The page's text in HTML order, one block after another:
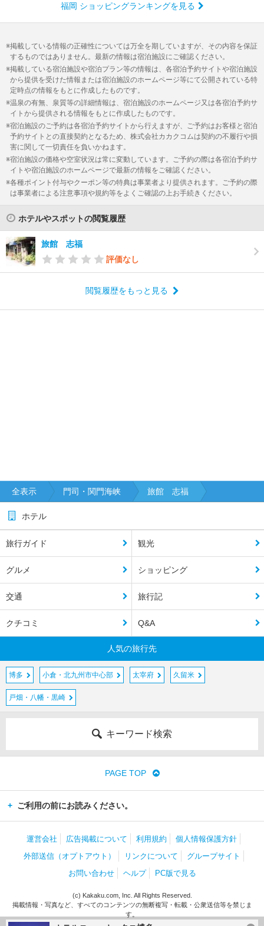
福岡 ショッピングランキングを見る
掲載している情報の正確性については万全を期していますが、その内容を保証
するものではありません。最新の情報は宿泊施設にご確認ください。
掲載している宿泊施設や宿泊プラン等の情報は、各宿泊予約サイトや宿泊施設
から提供を受けた情報または宿泊施設のホームページ等にて公開されている特
定時点の情報をもとに作成したものです。
温泉の有無、泉質等の詳細情報は、宿泊施設のホームページ又は各宿泊予約サ
イトから提供される情報をもとに作成したものです。
宿泊施設のご予約は各宿泊予約サイトから行えますが、ご予約はお客様と宿泊
予約サイトとの直接契約となるため、株式会社カカクコムは契約の不履行や損
害に関して一切責任を負いかねます。
宿泊施設の価格や空室状況は常に変動しています。ご予約の際は各宿泊予約サ
イトや宿泊施設のホームページで最新の情報をご確認ください。
各種ポイント付与やクーポン等の特典は事業者より提供されます。ご予約の際
は事業者による注意事項や規約等をよくご確認の上お手続きください。
ホテルやスポットの閲覧履歴
旅館 志福
評価なし
閲覧履歴をもっと見る
全表示 門司・関門海峡 旅館 志福
ホテル
旅行ガイド 観光
グルメ ショッピング
交通 旅行記
クチコミ Q&A
人気の旅行先
博多 小倉・北九州市中心部 太宰府 久留米
戸畑・八幡・黒崎
キーワード検索
PAGE TOP
ご利用の前にお読みください。
運営会社 広告掲載について 利用規約
個人情報保護方針
外部送信（オプトアウト）
リンクについて
グループサイト
お問い合わせ
ヘルプ PC版で見る
(c) Kakaku.com, Inc. All Rights Reserved.
掲載情報・写真など、すべてのコンテンツの無断複写・転載・公衆送信等を禁じま
す。